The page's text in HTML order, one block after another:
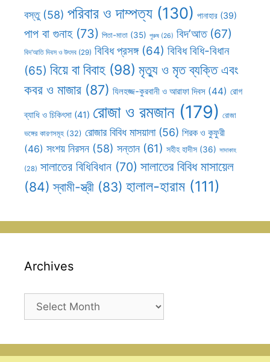
বস্তু(58) পরিবার ও দাম্পত্য (130) পানাহার (39)
পাপ বা গুনাহ(73) পিতা-মাতা (35) পুরুষ (26) বিদ’আত(67)
বিদ’আতি দিবস ও উৎসব (29) বিবিধ প্রসঙ্গ(64) বিবিধ বিধি-বিধান
(65) বিয়ে বা বিবাহ (98) মৃত্যু ও মৃত ব্যক্তি এবং
কবর ও মাজার (87) যিলহজ্জ-কুরবানী ও আরাফা দিবস (44) রোগ
ব্যাধি ও চিকিৎসা (41) রোজা ও রমজান(179) রোজা
ভঙ্গের কারণসমূহ (32) রোজার বিবিধ মাসয়ালা(56) শিরক ও কুফুরী
(46) সংশয় নিরসন (58) সন্তান (61) সহীহ হাদীস (36) সাদাকাহ
(28) সালাতের বিধিবিধান (70) সালাতের বিবিধ মাসায়েল
(84) স্বামী-স্ত্রী (83) হালাল-হারাম (111)
Archives
Archives